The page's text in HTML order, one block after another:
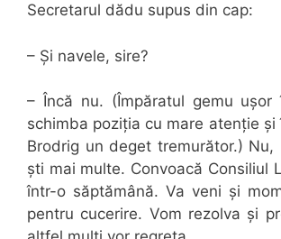
Secretarul dădu supus din cap:
– Și navele, sire?
– Încă nu. (Împăratul gemu
schimba poziția cu mare atenție și
Brodrig un deget tremurător.) Nu,
ști mai multe. Convoacă Consiliul
într-o săptămână. Va veni și
pentru cucerire. Vom rezolva și